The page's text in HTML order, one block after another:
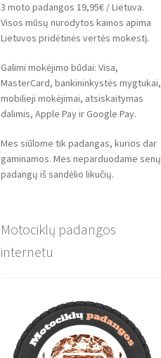
3 moto padangos 19,95€ / Lietuva.
Visos mūsų nurodytos kainos apima
Lietuvos pridėtinės vertės mokestį.
Galimi mokėjimo būdai: Visa,
MasterCard, bankininkystės mygtukai,
mobilieji mokėjimai, atsiskaitymas
dalimis, Apple Pay ir Google Pay.
Mes siūlome tik padangas, kurios dar
gaminamos. Mes neparduodame senų
padangų iš sandėlio likučių.
Motociklų padangos
internetu